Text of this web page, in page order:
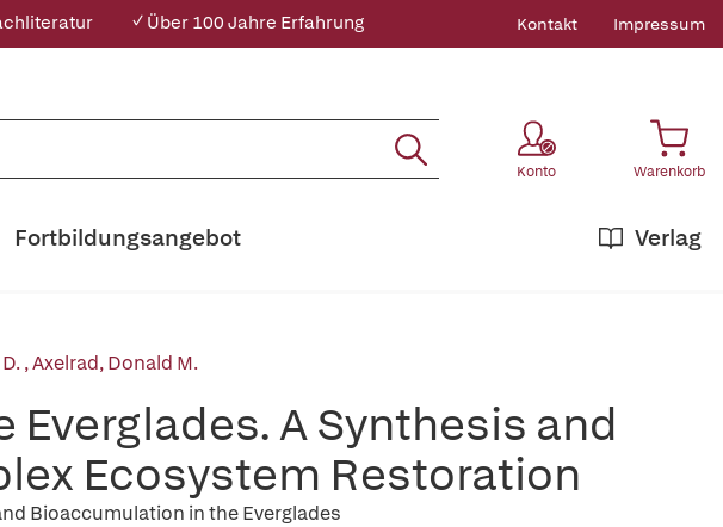
✓ Über 100 Jahre Erfahrung Kontakt Impressum
Konto Warenkorb
Verlag
Fortbildungsangebot
,Axelrad, Donald M.
Everglades. A Synthesis and
Ecosystem Restoration
Bioaccumulation in the Everglades